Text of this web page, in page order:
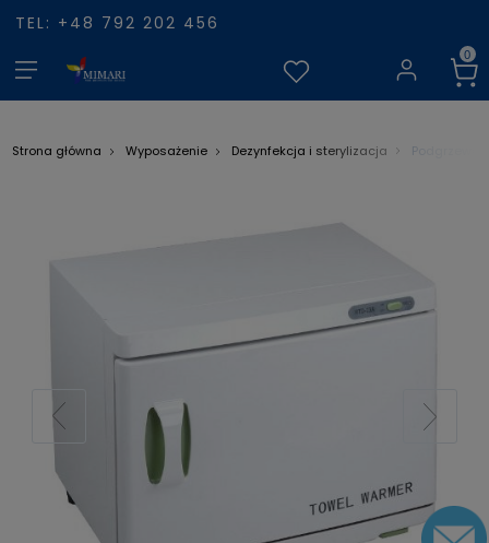
TEL: +48 792 202 456
Strona główna Wyposażenie Dezynfekcja i sterylizacja